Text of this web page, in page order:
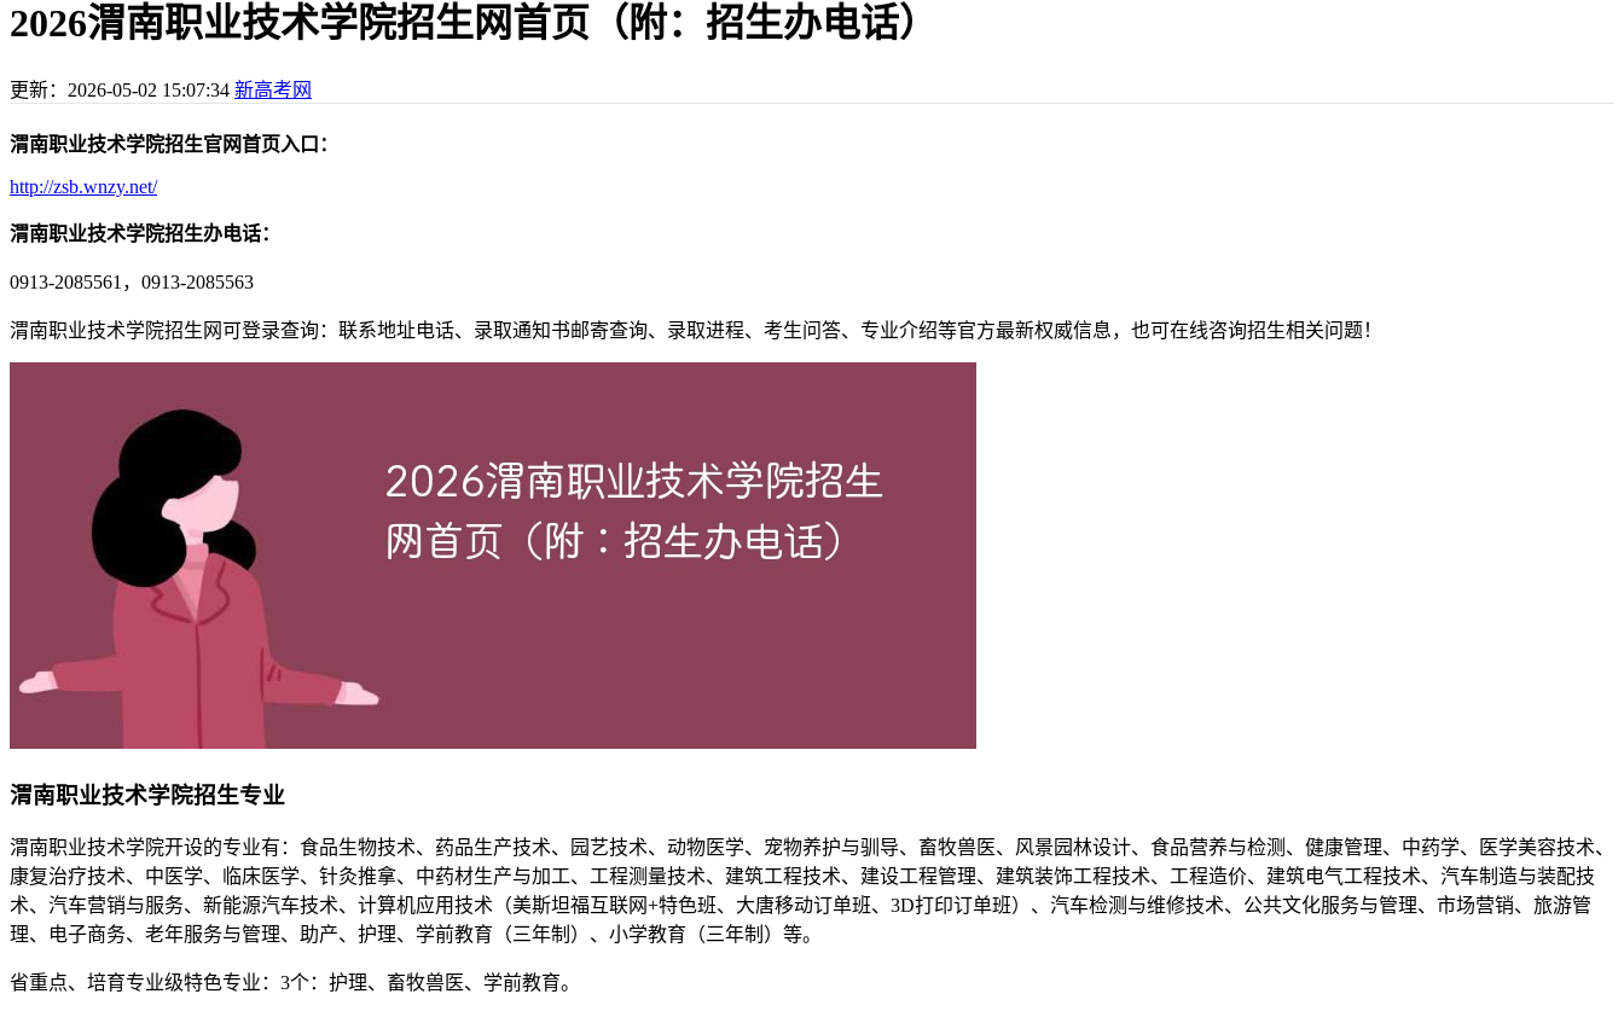
2026渭南职业技术学院招生网首页（附：招生办电话）
更新： 2026-05-02 15:07:34 新高考网
渭南职业技术学院招生官网首页入口：
http://zsb.wnzy.net/
渭南职业技术学院招生办电话：
0913-2085561，0913-2085563
渭南职业技术学院招生网可登录查询：联系地址电话、录取通知书邮寄查询、录取进程、考生问答、专业介绍等官方最新权威信息，也可在线咨询招生相关问题！
渭南职业技术学院招生专业
渭南职业技术学院开设的专业有：食品生物技术、药品生产技术、园艺技术、动物医学、宠物养护与驯导、畜牧兽医、风景园林设计、食品营养与检测、健康管理、中药学、医学美容技术、
康复治疗技术、中医学、临床医学、针灸推拿、中药材生产与加工、工程测量技术、建筑工程技术、建设工程管理、建筑装饰工程技术、工程造价、建筑电气工程技术、汽车制造与装配技
术、汽车营销与服务、新能源汽车技术、计算机应用技术（美斯坦福互联网+特色班、大唐移动订单班、3D打印订单班）、汽车检测与维修技术、公共文化服务与管理、市场营销、旅游管
理、电子商务、老年服务与管理、助产、护理、学前教育（三年制）、小学教育（三年制）等。
省重点、培育专业级特色专业：3个：护理、畜牧兽医、学前教育。